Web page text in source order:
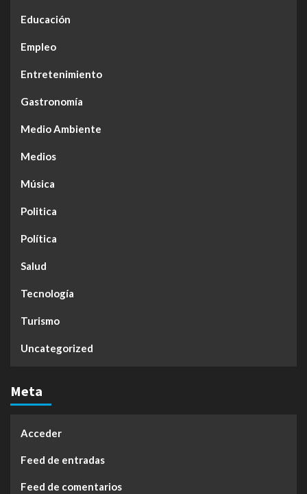
Educación
Empleo
Entretenimiento
Gastronomía
Medio Ambiente
Medios
Música
Politica
Política
Salud
Tecnología
Turismo
Uncategorized
Meta
Acceder
Feed de entradas
Feed de comentarios